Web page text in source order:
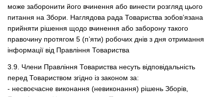
може заборонити його вчинення або винести розгляд цього
питання на Збори. Наглядова рада Товариства зобов’язана
прийняти рішення щодо вчинення або заборону такого
правочину протягом 5 (п’яти) робочих днів з дня отримання
інформації від Правління Товариства
3.9. Члени Правління Товариства несуть відповідальність
перед Товариством згідно із законом за:
- несвоєчасне виконання (невиконання) рішень Зборів,